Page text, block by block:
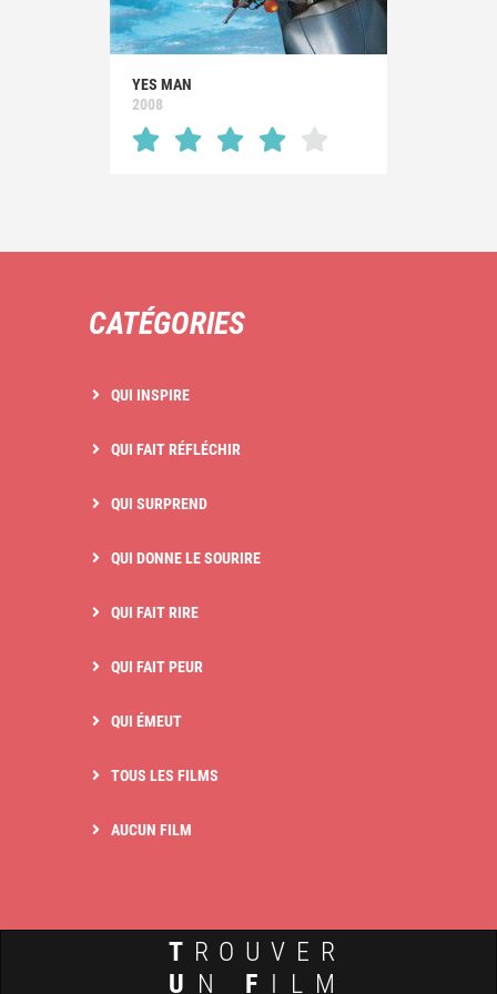
YES MAN
2008
CATÉGORIES
QUI INSPIRE
QUI FAIT RÉFLÉCHIR
QUI SURPREND
QUI DONNE LE SOURIRE
QUI FAIT RIRE
QUI FAIT PEUR
QUI ÉMEUT
TOUS LES FILMS
AUCUN FILM
T ROUVER
U N F ILM